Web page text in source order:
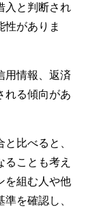
入と判断され
性がありま
用情報、返済
れる傾向があ
比べると、
ことも考え
を組む人や他
を確認し、